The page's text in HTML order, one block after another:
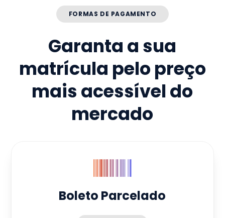
FORMAS DE PAGAMENTO
Garanta a sua
matrícula pelo preço
mais acessível do
mercado
Boleto Parcelado